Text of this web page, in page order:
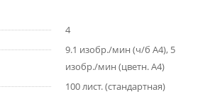
4
9.1 изобр./мин (ч/б А4), 5
изобр./мин (цветн. А4)
100 лист. (стандартная)